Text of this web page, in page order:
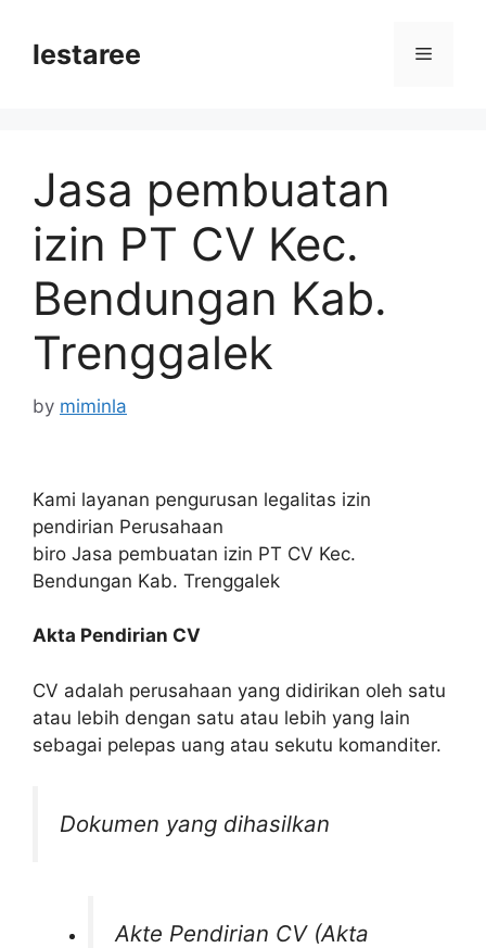
contentlestaree Menu
Jasa pembuatan
izin PT CV Kec.
Bendungan Kab.
Trenggalek
by miminla
Kami layanan pengurusan legalitas izin
pendirian Perusahaan
biro Jasa pembuatan izin PT CV Kec.
Bendungan Kab. Trenggalek
Akta Pendirian CV
CV adalah perusahaan yang didirikan oleh satu
atau lebih dengan satu atau lebih yang lain
sebagai pelepas uang atau sekutu komanditer.
Dokumen yang dihasilkan
Akte Pendirian CV (Akta